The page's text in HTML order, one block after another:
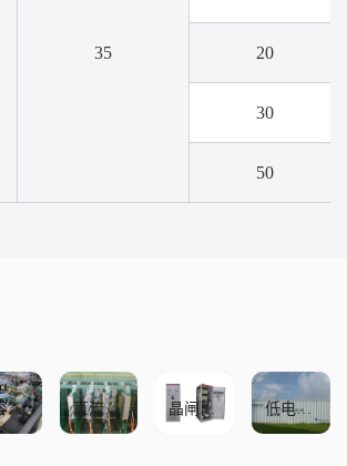
35 20
30
50
电容器组或滤波器(MSC/FC) 直流融冰装置DEICER 晶闸管投切电容器TSC 低电压穿越试验装置LVRT